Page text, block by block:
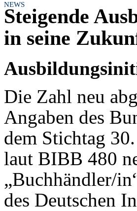
NEWS
Steigende
in seine
Die Zahl neu
Angaben des
dem Stichtag
laut BIBB 480
„Buchhändler/
des Deutschen